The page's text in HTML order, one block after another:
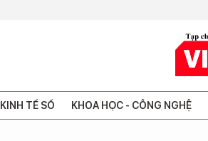
KINH TẾ SỐ KHOA HỌC - CÔNG NGHỆ